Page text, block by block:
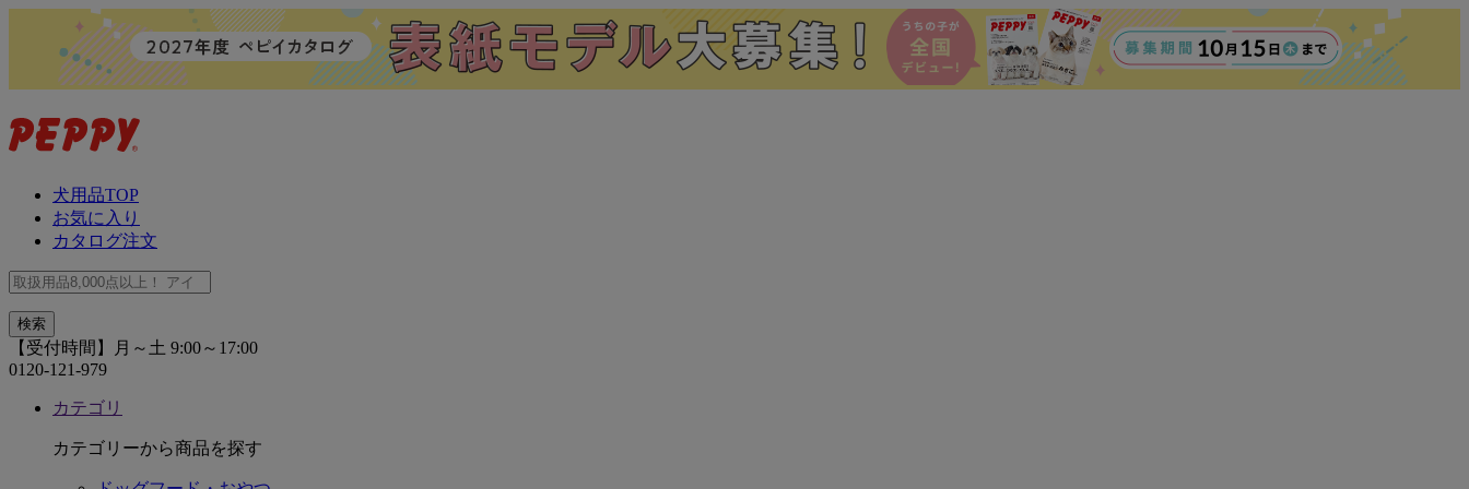
犬用品TOP
お気に入り
カタログ注文
【受付時間】月～土 9:00～17:00
0120-121-979
カテゴリ
カテゴリーから商品を探す